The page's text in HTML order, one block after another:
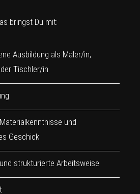
bringst Du mit:
Ausbildung als Maler/in,
Tischler/in
und
Geschick
strukturierte Arbeitsweise